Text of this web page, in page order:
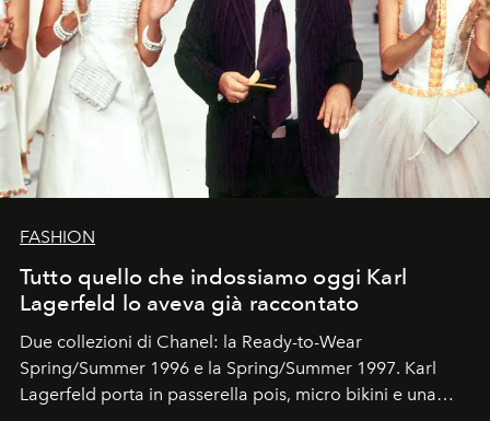
FASHION
Tutto quello che indossiamo oggi Karl
Lagerfeld lo aveva già raccontato
Due collezioni di Chanel: la Ready-to-Wear
Spring/Summer 1996 e la Spring/Summer 1997. Karl
Lagerfeld porta in passerella pois, micro bikini e una